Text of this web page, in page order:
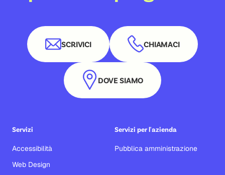
SCRIVICI CHIAMACI
DOVE SIAMO
Servizi
Accessibilità
Web Design
Servizi per l'azienda
Pubblica amministrazione